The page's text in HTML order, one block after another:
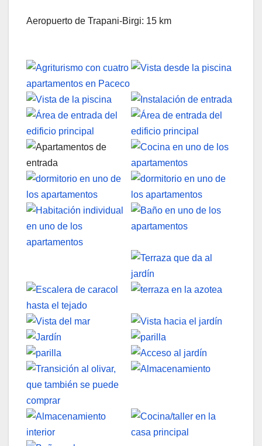
Aeropuerto de Trapani-Birgi: 15 km